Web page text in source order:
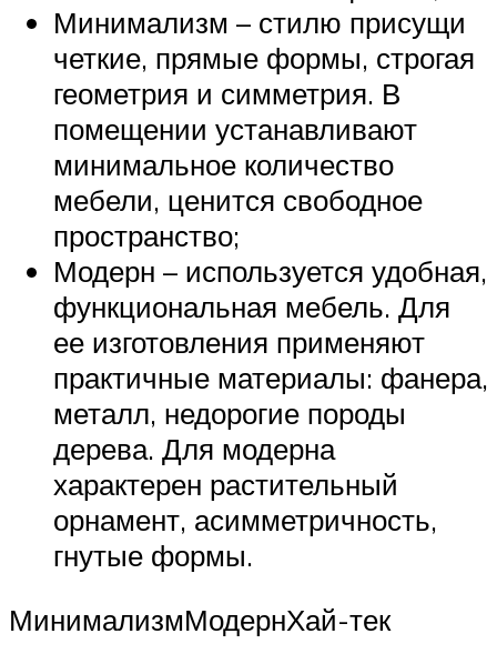
Минимализм – стилю присущи
четкие, прямые формы, строгая
геометрия и симметрия. В
помещении устанавливают
минимальное количество
мебели, ценится свободное
пространство;
Модерн – используется удобная,
функциональная мебель. Для
ее изготовления применяют
практичные материалы: фанера,
металл, недорогие породы
дерева. Для модерна
характерен растительный
орнамент, асимметричность,
гнутые формы.
МинимализмМодернХай-тек